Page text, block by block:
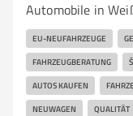
Automobile in
EU-NEUFAHRZEUGE
FAHRZEUGBERATUNG
AUTOS KAUFEN
NEUWAGEN QUALITÄT